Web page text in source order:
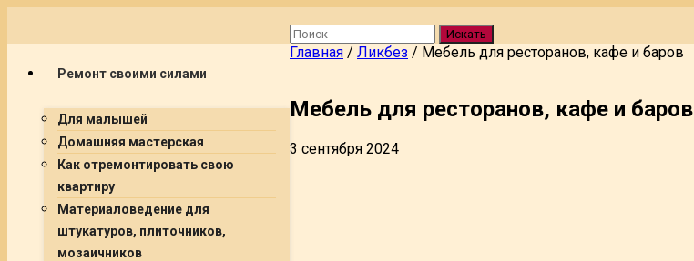
Ремонт своими силами
Для малышей
Домашняя мастерская
Как отремонтировать свою
квартиру
Материаловедение для
штукатуров, плиточников,
мозаичников
Искать
Главная / Ликбез / Мебель для ресторанов, кафе и баров
Мебель для ресторанов, кафе и баров
3 сентября 2024